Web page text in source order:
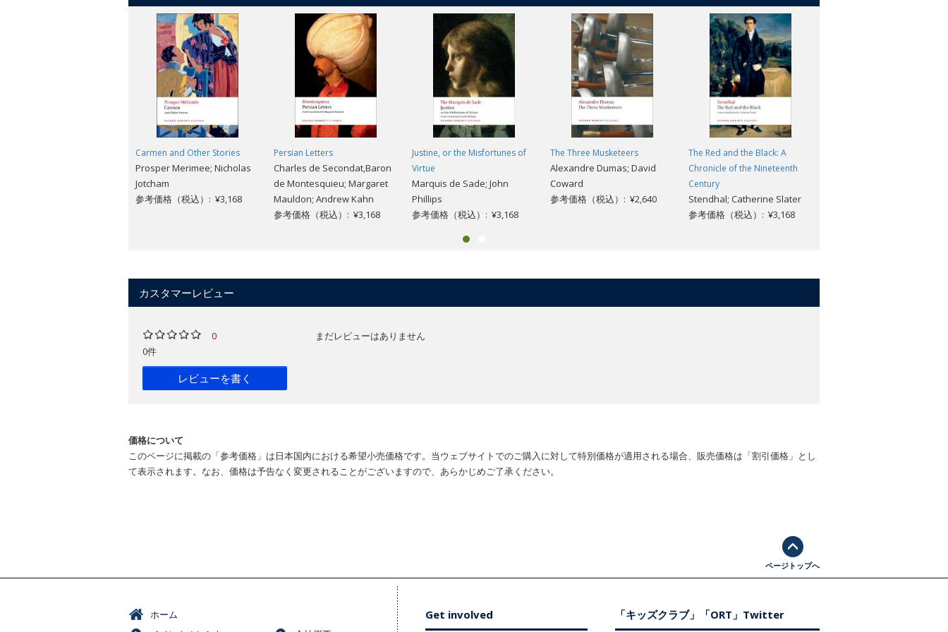
Carmen and Other Stories
Prosper Merimee; Nicholas
Jotcham
参考価格（税込）: ¥3,168
Persian Letters
Charles de Secondat,Baron
de Montesquieu; Margaret
Mauldon; Andrew Kahn
参考価格（税込）: ¥3,168
Justine, or the Misfortunes of
Virtue
Marquis de Sade; John
Phillips
参考価格（税込）: ¥3,168
The Three Musketeers
Alexandre Dumas; David
Coward
参考価格（税込）: ¥2,640
The Red and the Black: A
Chronicle of the Nineteenth
Century
Stendhal; Catherine Slater
参考価格（税込）: ¥3,168
カスタマーレビュー
0
0件
レビューを書く
まだレビューはありません
価格について
このページに掲載の「参考価格」は日本国内における希望小売価格です。当ウェブサイトでのご購入に対して特別価格が適用される場合、販売価格は「割引価格」とし
て表示されます。なお、価格は予告なく変更されることがございますので、あらかじめご了承ください。
ページトップへ
ホーム
Get involved 「キッズクラブ」「ORT」Twitter